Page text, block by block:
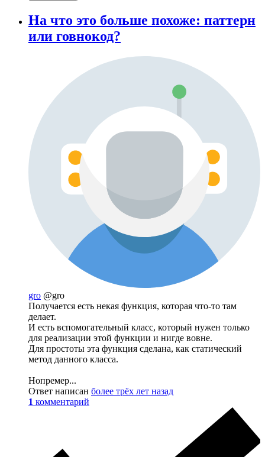
На что это больше похоже: паттерн
или говнокод?
gro @gro
Получается есть некая функция, которая что-то там
делает.
И есть вспомогательный класс, который нужен только
для реализации этой функции и нигде вовне.
Для простоты эта функция сделана, как статический
метод данного класса.
Нопремер...
Ответ написан более трёх лет назад
1 комментарий